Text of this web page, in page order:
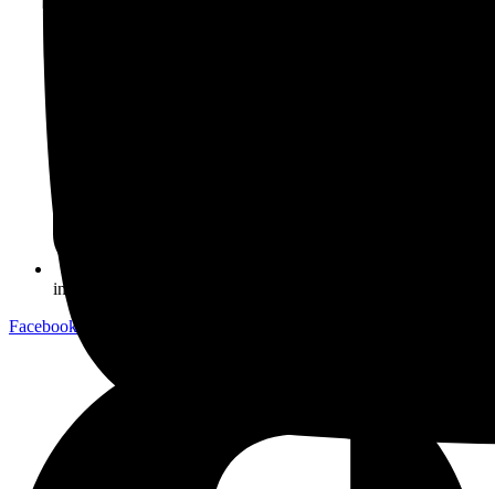
info@planetaria.sk
Facebook